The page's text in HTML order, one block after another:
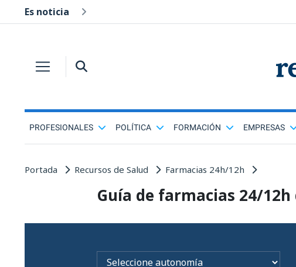
Es noticia
PROFESIONALES POLÍTICA FORMACIÓN EMPRESAS
Portada Recursos de Salud Farmacias 24h/12h
Guía de farmacias 24/12h